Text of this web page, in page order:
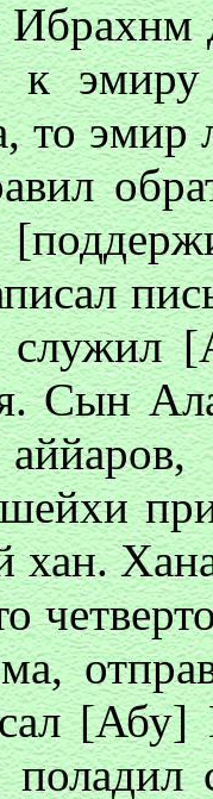
к
то эмир
Сын
хан.
[Абу]